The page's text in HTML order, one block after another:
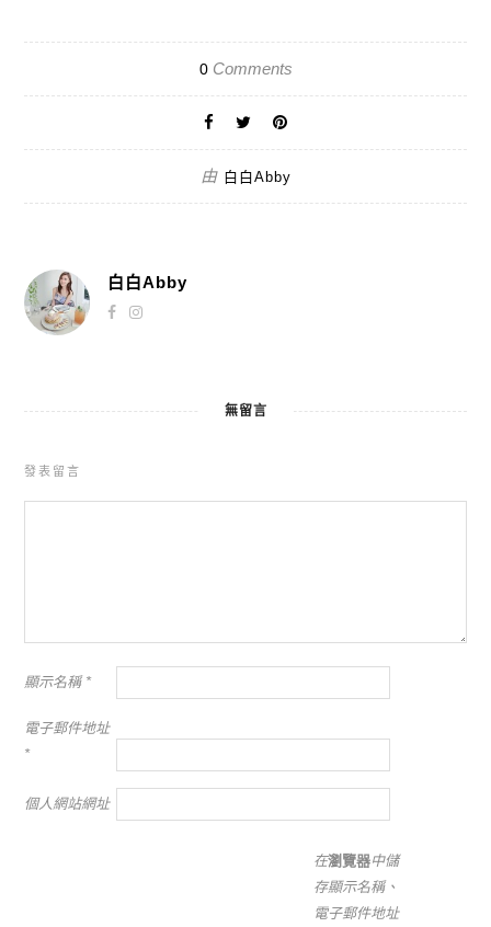
0Comments
由 白白Abby
白白Abby
無留言
發表留言
顯示名稱 *
電子郵件地址
*
個人網站網址
在瀏覽器中儲
存顯示名稱、
電子郵件地址